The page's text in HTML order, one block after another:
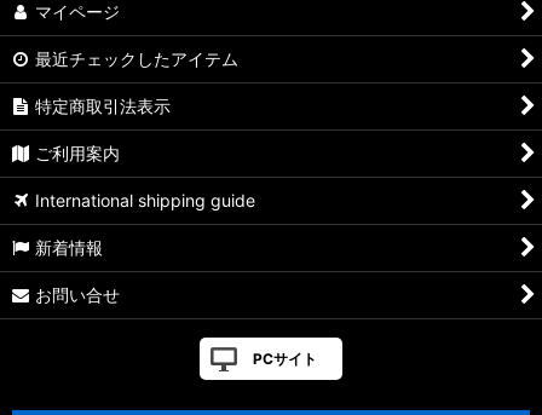
マイページ
最近チェックしたアイテム
特定商取引法表示
ご利用案内
International shipping guide
新着情報
お問い合せ
PCサイト